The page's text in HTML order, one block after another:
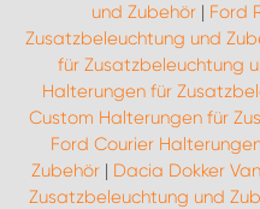
und Zubehör| Ford
Zusatzbeleuchtung und
für Zusatzbeleuchtung
Halterungen für
Custom Halterungen für
Ford Courier
Zubehör | Dacia Dokker
Zusatzbeleuchtung und